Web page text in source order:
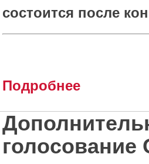
состоится после
Подробнее